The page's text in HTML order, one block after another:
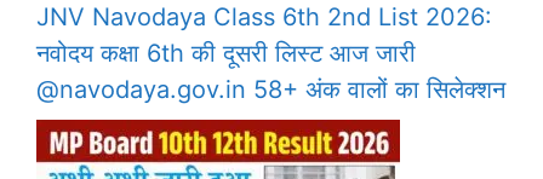
JNV Navodaya Class 6th 2nd List 2026:
नवोदय कक्षा 6th की दूसरी लिस्ट आज जारी
@navodaya.gov.in 58+ अंक वालों का सिलेक्शन